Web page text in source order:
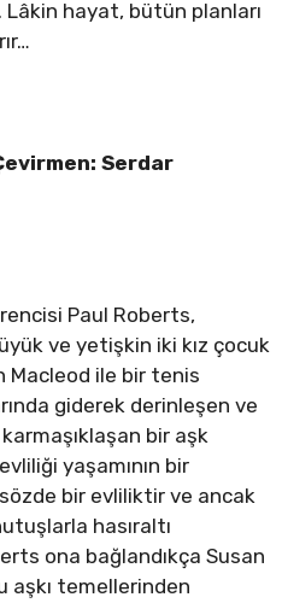
Lâkin hayat, bütün planları
Serdar
Paul Roberts,
ve yetişkin iki kız çocuk
Macleod ile bir tenis
giderek derinleşen ve
bir aşk
yaşamının bir
bir evliliktir ve ancak
hasıraltı
ona bağlandıkça Susan
aşkı temellerinden